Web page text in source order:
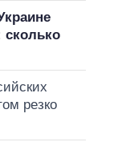
сколько
резко